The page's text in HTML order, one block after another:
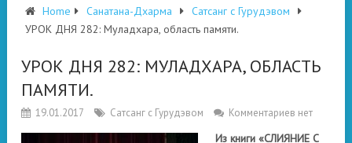
Home Санатана-Дхарма
Сатсанг с Гурудэвом
УРОК ДНЯ 282: Муладхара, область памяти.
УРОК ДНЯ 282: МУЛАДХАРА, ОБЛАСТЬ
ПАМЯТИ.
19.01.2017 Сатсанг с Гурудэвом Комментариев нет
Из книги «СЛИЯНИЕ С